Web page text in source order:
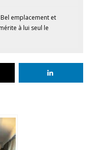
emplacement et
à lui seul le